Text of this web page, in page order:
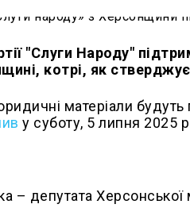
"Слуги Народу"
котрі, як
матеріали
у суботу, 5 липня 2025
– депутата Херсонської